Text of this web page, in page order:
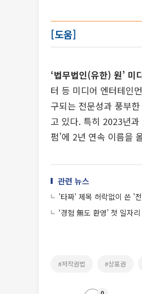
[도움]
‘법무법인(유한) 원’ 미
터 등 미디어 엔터테인
구되는 전문성과 풍부
고 있다. 특히 2023년
펌’에 2년 연속 이름을
관련 뉴스
'타짜' 제목 허락없이 쓴 '
‘경험 無도 환영’ 첫 일자
#저작권법 #상표권